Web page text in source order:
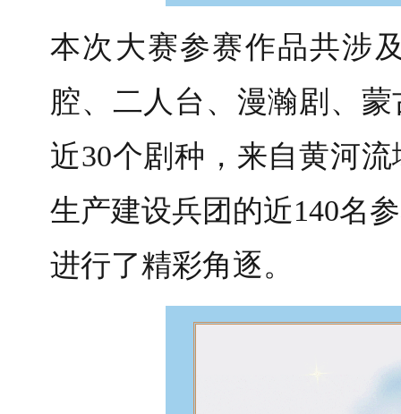
本次大赛参赛作品共涉
腔、二人台、漫瀚剧、
近30个剧种，来自黄河
生产建设兵团的近140名
进行了精彩角逐。